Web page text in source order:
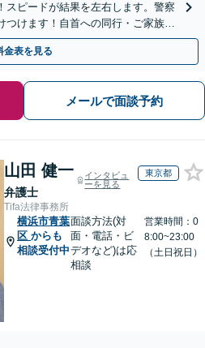
スピードが結果を左右します。警察
つけます！自首への同行・ご家族の
談可】
金表を見る
メールで面談予約
山田 健一
弁護士
インタビュ
ーを見る
東京都
Tifa法律事務所
横浜市青葉
区 からも
相談受付中
面談方法(対
面・電話・ビ
デオなど)は応
相談
営業時間：0
8:00~23:00
（土日祝日）